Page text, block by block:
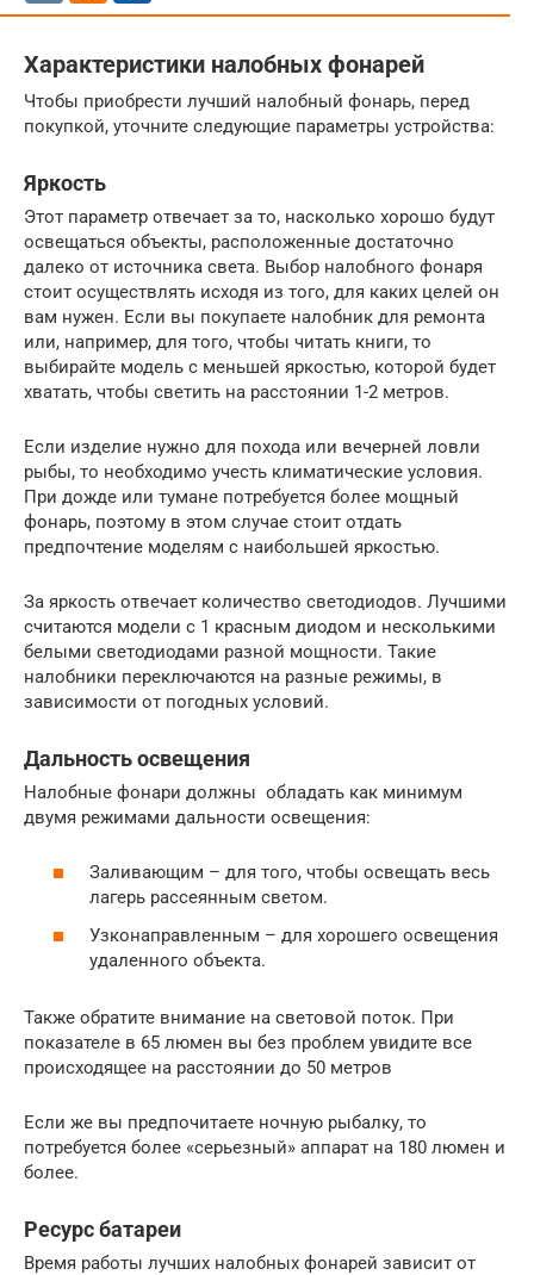
Характеристики налобных фонарей
Чтобы приобрести лучший налобный фонарь, перед
покупкой, уточните следующие параметры устройства:
Яркость
Этот параметр отвечает за то, насколько хорошо будут
освещаться объекты, расположенные достаточно
далеко от источника света. Выбор налобного фонаря
стоит осуществлять исходя из того, для каких целей он
вам нужен. Если вы покупаете налобник для ремонта
или, например, для того, чтобы читать книги, то
выбирайте модель с меньшей яркостью, которой будет
хватать, чтобы светить на расстоянии 1-2 метров.
Если изделие нужно для похода или вечерней ловли
рыбы, то необходимо учесть климатические условия.
При дожде или тумане потребуется более мощный
фонарь, поэтому в этом случае стоит отдать
предпочтение моделям с наибольшей яркостью.
За яркость отвечает количество светодиодов. Лучшими
считаются модели с 1 красным диодом и несколькими
белыми светодиодами разной мощности. Такие
налобники переключаются на разные режимы, в
зависимости от погодных условий.
Дальность освещения
Налобные фонари должны обладать как минимум
двумя режимами дальности освещения:
Заливающим – для того, чтобы освещать весь
лагерь рассеянным светом.
Узконаправленным – для хорошего освещения
удаленного объекта.
Также обратите внимание на световой поток. При
показателе в 65 люмен вы без проблем увидите все
происходящее на расстоянии до 50 метров
Если же вы предпочитаете ночную рыбалку, то
потребуется более «серьезный» аппарат на 180 люмен и
более.
Ресурс батареи
Время работы лучших налобных фонарей зависит от